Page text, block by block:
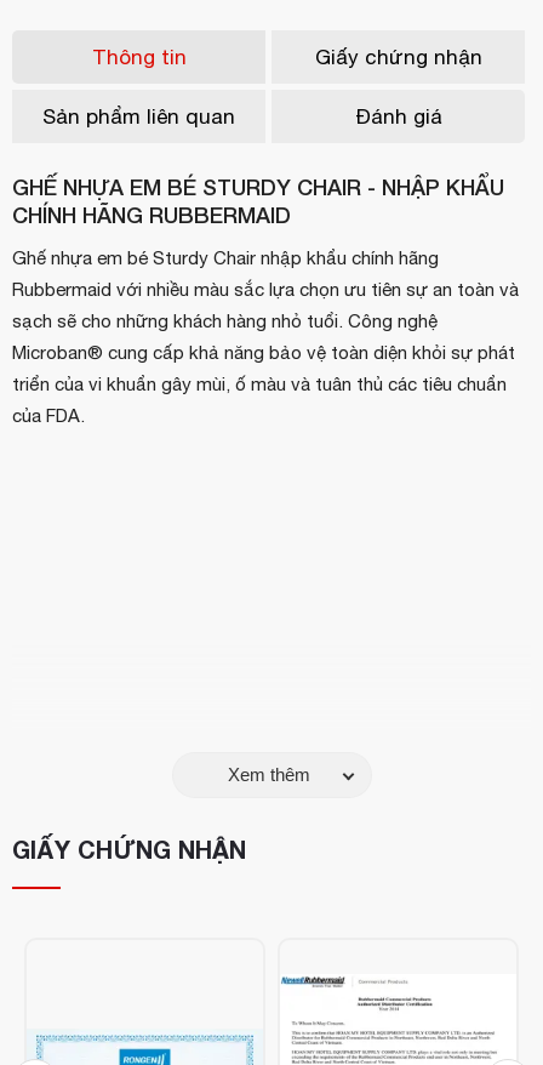
Thông tin Giấy chứng nhận
Sản phẩm liên quan Đánh giá
GHẾ NHỰA EM BÉ STURDY CHAIR - NHẬP KHẨU
CHÍNH HÃNG RUBBERMAID
Ghế nhựa em bé Sturdy Chair nhập khẩu chính hãng
Rubbermaid với nhiều màu sắc lựa chọn ưu tiên sự an toàn và
sạch sẽ cho những khách hàng nhỏ tuổi. Công nghệ
Microban® cung cấp khả năng bảo vệ toàn diện khỏi sự phát
triển của vi khuẩn gây mùi, ố màu và tuân thủ các tiêu chuẩn
của FDA.
Thông số kỹ thuật Ghế nhựa em bé Sturdy Chair:
Chất liệu: Nhựa cao cấp
Xem thêm
GIẤY CHỨNG NHẬN